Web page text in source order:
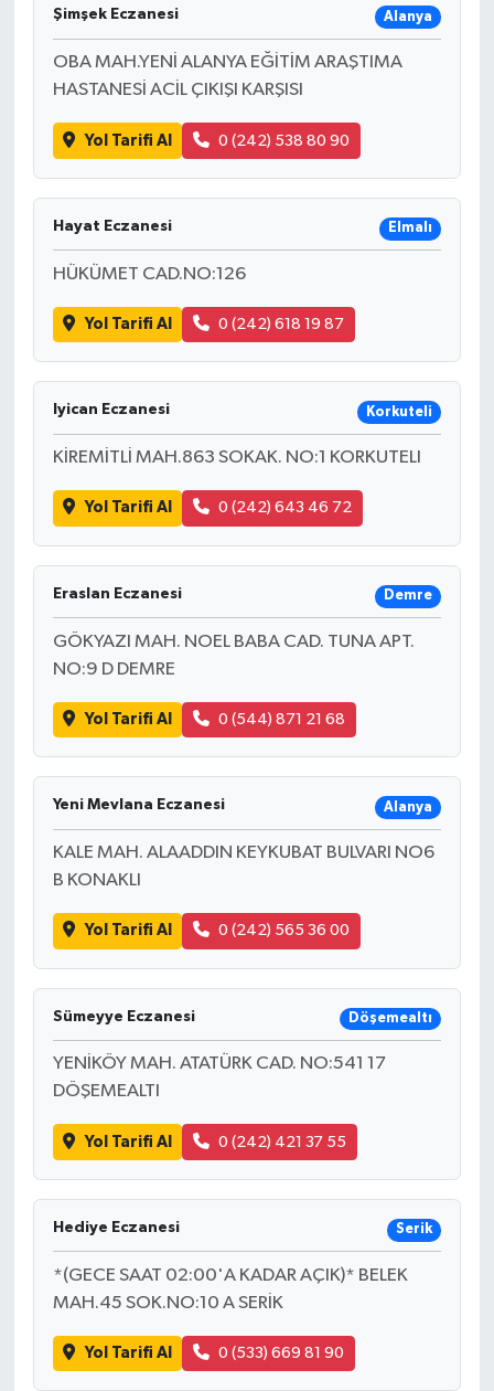
Şimşek Eczanesi Alanya
OBA MAH.YENİ ALANYA EĞİTİM ARAŞTIMA
HASTANESİ ACİL ÇIKIŞI KARŞISI
Yol Tarifi Al 0 (242) 538 80 90
Hayat Eczanesi Elmalı
HÜKÜMET CAD.NO:126
Yol Tarifi Al 0 (242) 618 19 87
Iyican Eczanesi Korkuteli
KİREMİTLİ MAH.863 SOKAK. NO:1 KORKUTELI
Yol Tarifi Al 0 (242) 643 46 72
Eraslan Eczanesi Demre
GÖKYAZI MAH. NOEL BABA CAD. TUNA APT.
NO:9 D DEMRE
Yol Tarifi Al 0 (544) 871 21 68
Yeni Mevlana Eczanesi Alanya
KALE MAH. ALAADDIN KEYKUBAT BULVARI NO6
B KONAKLI
Yol Tarifi Al 0 (242) 565 36 00
Sümeyye Eczanesi Döşemealtı
YENİKÖY MAH. ATATÜRK CAD. NO:541 17
DÖŞEMEALTI
Yol Tarifi Al 0 (242) 421 37 55
Hediye Eczanesi Serik
*(GECE SAAT 02:00'A KADAR AÇIK)* BELEK
MAH.45 SOK.NO:10 A SERİK
Yol Tarifi Al 0 (533) 669 81 90